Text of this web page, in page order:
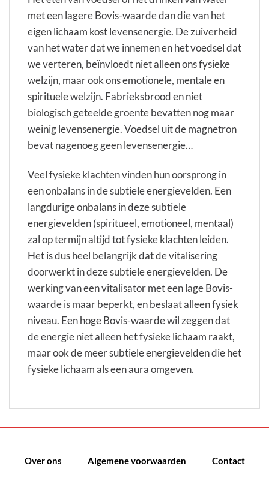
met een lagere Bovis-waarde dan die van het
eigen lichaam kost levensenergie. De zuiverheid
van het water dat we innemen en het voedsel dat
we verteren, beïnvloedt niet alleen ons fysieke
welzijn, maar ook ons emotionele, mentale en
spirituele welzijn. Fabrieksbrood en niet
biologisch geteelde groente bevatten nog maar
weinig levensenergie. Voedsel uit de magnetron
bevat nagenoeg geen levensenergie…
Veel fysieke klachten vinden hun oorsprong in
een onbalans in de subtiele energievelden. Een
langdurige onbalans in deze subtiele
energievelden (spiritueel, emotioneel, mentaal)
zal op termijn altijd tot fysieke klachten leiden.
Het is dus heel belangrijk dat de vitalisering
doorwerkt in deze subtiele energievelden. De
werking van een vitalisator met een lage Bovis-
waarde is maar beperkt, en beslaat alleen fysiek
niveau. Een hoge Bovis-waarde wil zeggen dat
de energie niet alleen het fysieke lichaam raakt,
maar ook de meer subtiele energievelden die het
fysieke lichaam als een aura omgeven.
Over ons Algemene voorwaarden Contact